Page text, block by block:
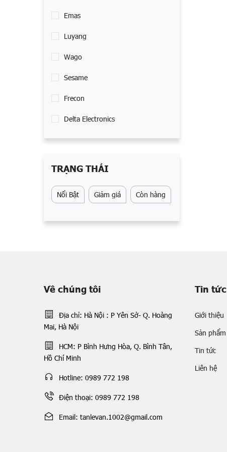
Emas
Luyang
Wago
Sesame
Frecon
Delta Electronics
TRẠNG THÁI
Nổi Bật Giảm giá Còn hàng
Về chúng tôi
Địa chỉ: Hà Nội : P Yên Sở- Q. Hoàng
Mai, Hà Nội
HCM: P Bình Hưng Hòa, Q. Bình Tân,
Hồ Chí Minh
Hotline: 0989 772 198
Điện thoại: 0989 772 198
Email: tanlevan.1002@gmail.com
Tin tức
Giới thiệu
Sản phẩm
Tin tức
Liên hệ